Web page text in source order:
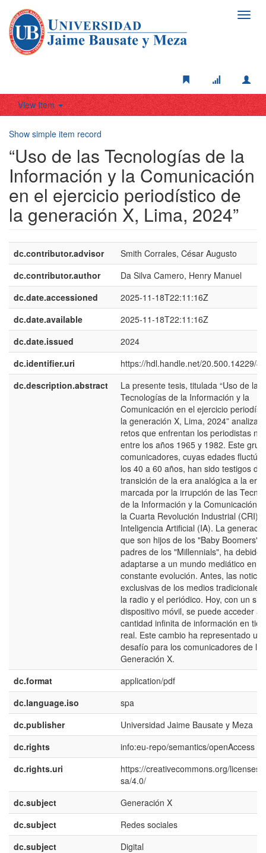
View Item
Show simple item record
“Uso de las Tecnologías de la
Información y la Comunicación
en el ejercicio periodístico de
la generación X, Lima, 2024”
dc.contributor.advisor
Smith Corrales, César Augusto
dc.contributor.author
Da Silva Camero, Henry Manuel
dc.date.accessioned
2025-11-18T22:11:16Z
dc.date.available
2025-11-18T22:11:16Z
dc.date.issued
2024
dc.identifier.uri
https://hdl.handle.net/20.500.14229/
dc.description.abstract
La presente tesis, titulada “Uso de las
Tecnologías de la Información y la
Comunicación en el ejercicio
la generación X, Lima, 2024” analiza
retos que enfrentan los periodistas
entre los años 1965 y 1982. Este
comunicadores, cuyas edades
los 40 a 60 años, han sido testigos de
transición de la era analógica a la era
marcada por la irrupción de las
de la Información y la Comunicación
la Cuarta Revolución Industrial (CRI)
Inteligencia Artificial (IA). La
que son hijos de los "Baby Boomers" y
padres de los "Millennials", ha debido
adaptarse a un mundo mediático en
constante evolución. Antes, las
exclusivas de los medios
la radio y el periódico. Hoy, con un
dispositivo móvil, se puede acceder a
cantidad infinita de información en
real. Este cambio ha representado un
desafío para los comunicadores de la
Generación X.
dc.format
application/pdf
dc.language.iso
spa
dc.publisher
Universidad Jaime Bausate y Meza
dc.rights
info:eu-repo/semantics/openAccess
dc.rights.uri
https://creativecommons.org/licenses/
sa/4.0/
dc.subject
Generación X
dc.subject
Redes sociales
dc.subject
Digital